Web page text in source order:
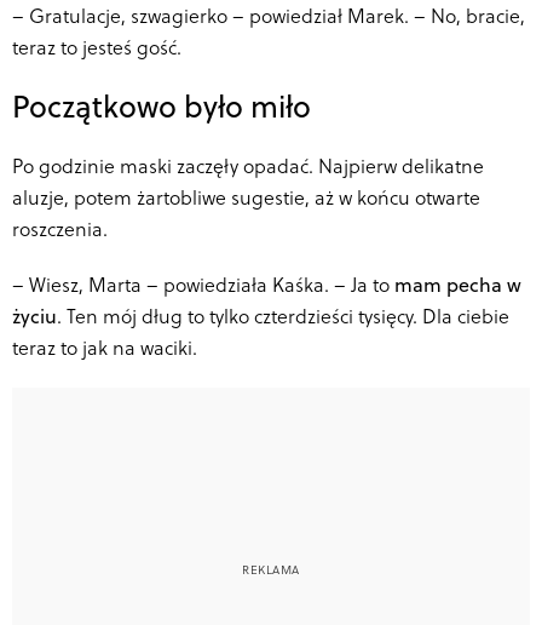
– Gratulacje, szwagierko – powiedział Marek. – No, bracie,
teraz to jesteś gość.
Początkowo było miło
Po godzinie maski zaczęły opadać. Najpierw delikatne
aluzje, potem żartobliwe sugestie, aż w końcu otwarte
roszczenia.
– Wiesz, Marta – powiedziała Kaśka. – Ja to mam pecha w
życiu. Ten mój dług to tylko czterdzieści tysięcy. Dla ciebie
teraz to jak na waciki.